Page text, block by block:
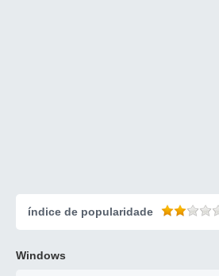
índice de popularidade
Windows